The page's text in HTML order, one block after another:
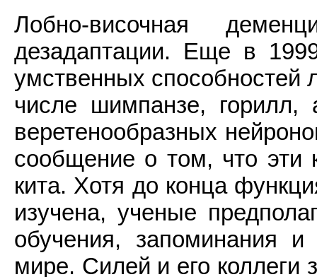
Лобно-височная
дезадаптации. Еще в
умственных способностей
числе шимпанзе,
веретенообразных
сообщение о том, что эти
кита. Хотя до конца
изучена, ученые
обучения, запоминания
мире. Силей и его коллеги